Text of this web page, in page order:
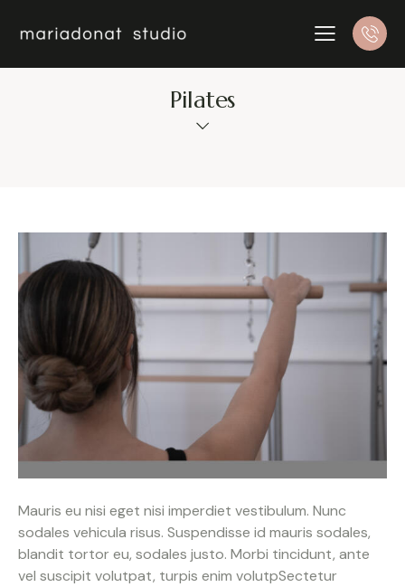
Pilates
Mauris eu nisi eget nisi imperdiet vestibulum. Nunc
sodales vehicula risus. Suspendisse id mauris sodales,
blandit tortor eu, sodales justo. Morbi tincidunt, ante
vel suscipit volutpat, turpis enim volutpSectetur